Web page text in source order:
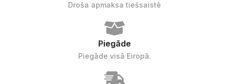
Droša apmaksa tiešsaistē
Piegāde
Piegāde visā Eiropā.